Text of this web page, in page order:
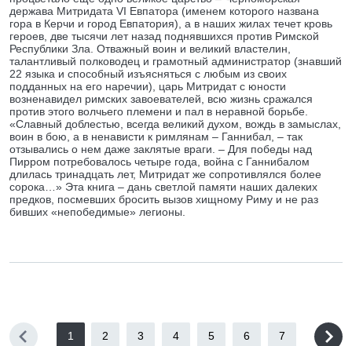
держава Митридата VI Евпатора (именем которого названа
гора в Керчи и город Евпатория), а в наших жилах течет кровь
героев, две тысячи лет назад поднявшихся против Римской
Республики Зла. Отважный воин и великий властелин,
талантливый полководец и грамотный администратор (знавший
22 языка и способный изъясняться с любым из своих
подданных на его наречии), царь Митридат с юности
возненавидел римских завоевателей, всю жизнь сражался
против этого волчьего племени и пал в неравной борьбе.
«Славный доблестью, всегда великий духом, вождь в замыслах,
воин в бою, а в ненависти к римлянам – Ганнибал, – так
отзывались о нем даже заклятые враги. – Для победы над
Пирром потребовалось четыре года, война с Ганнибалом
длилась тринадцать лет, Митридат же сопротивлялся более
сорока…» Эта книга – дань светлой памяти наших далеких
предков, посмевших бросить вызов хищному Риму и не раз
бивших «непобедимые» легионы.
1 2 3 4 5 6 7